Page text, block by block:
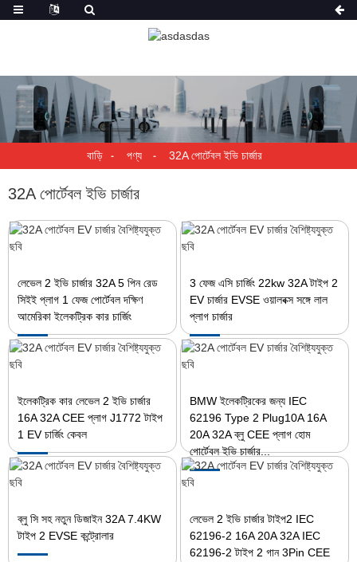
বাড়ি পণ্য 32A পোর্টেবল ইভি চার্জার
32A পোর্টেবল ইভি চার্জার
লেভেল 2 ইভি চার্জার 32A 5 পিন রেড
সিইই প্লাগ 1 ফেজ পোর্টেবল দক্ষিণ
আমেরিকা ইলেকট্রিক কার চার্জিং
3 ফেজ এসি চার্জিং 22kw 32A টাইপ 2
EV চার্জার EVSE ওয়ালবক্স সঙ্গে লাল
প্লাগ চার্জার
ইলেকট্রিক কার লেভেল 2 ইভি চার্জার
16A 32A CEE প্লাগ J1772 টাইপ
1 EV চার্জিং কেবল
BMW ইলেকট্রিকের জন্য IEC
62196 Type 2 Plug10A 16A
20A 32A ব্লু CEE প্লাগ হোম
পোর্টেবল ইভি চার্জার...
ব্লু সি সহ নতুন ডিজাইন 32A 7.4KW
টাইপ 2 EVSE কন্ট্রোলার
লেভেল 2 ইভি চার্জার টাইপ2 IEC
62196-2 16A 20A 32A IEC
62196-2 টাইপ 2 গান 3Pin CEE